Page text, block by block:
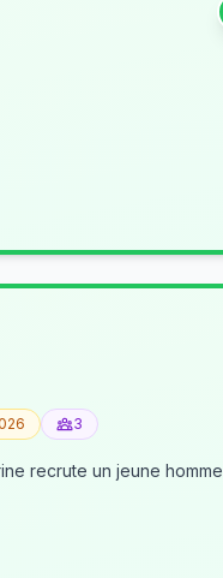
3
recrute un jeune